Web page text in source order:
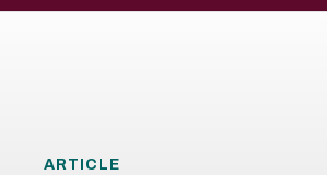
ARTICLE